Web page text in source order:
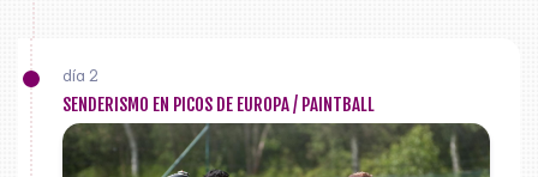
día 2
SENDERISMO EN PICOS DE EUROPA / PAINTBALL